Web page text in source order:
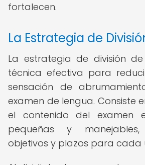
fortalecen.
La Estrategia de
La estrategia de división
técnica efectiva para
sensación de
examen de lengua. Consiste
el contenido del examen
pequeñas y manejables,
objetivos y plazos para cada